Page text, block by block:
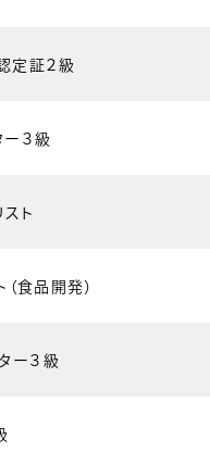
定証２級
３級
ト
食品開発）
ー３級